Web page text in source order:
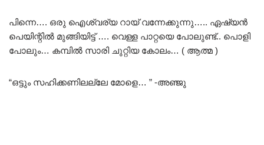
പിന്നെ…. ഒരു ഐശ്വര്യ റായ് വന്നേക്കുന്നു….. ഏഷ്യൻ
പെയിന്റിൽ മുങ്ങിയിട്ട് …. വെള്ള പാറ്റയെ പോലുണ്ട്.. പൊളി
പോലും… കമ്പിൽ സാരി ചുറ്റിയ കോലം… ( ആത്മ )
“ഒട്ടും സഹിക്കണിലല്ലേ മോളെ… ” -അഞ്ജു